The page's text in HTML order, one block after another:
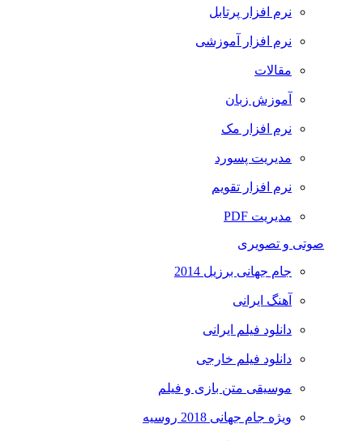
نرم افزار پرتابل
نرم افزار آموزشی
مقالات
آموزش زبان
نرم افزار مک
مدیریت پسورد
نرم افزار تقویم
مدیریت PDF
صوتی و تصویری
جام جهانی برزیل 2014
آهنگ ایرانی
دانلود فیلم ایرانی
دانلود فیلم خارجی
موسیقی متن بازی و فیلم
ویژه جام جهانی 2018 روسیه